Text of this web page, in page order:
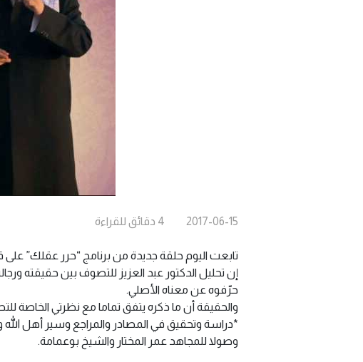
2017-06-15
4 دقائق للقراءة
تابعت اليوم حلقة جديدة من برنامج “حرر عقلك” على
إن تحليل الدكتور عبد العزيز للتصوف بين حقيقته
حرّفوه عن معناه الأصلي.
والحقيقة أن ما ذكره يتفق تماما مع نظرتي الخاصة
*دراسة وتحقيق في المصادر والمراجع وسير أهل
وصولا للمجاهد عمر المختار والشيخ بوعمامة.